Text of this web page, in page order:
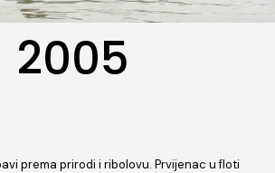
2005
prema prirodi i ribolovu. Prvijenac u floti